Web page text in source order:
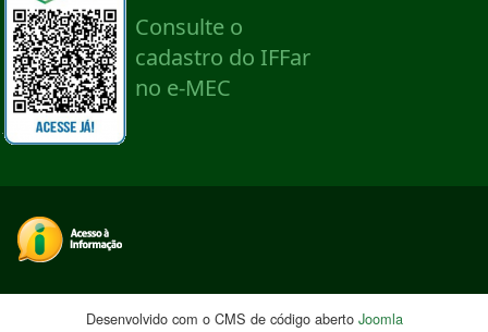
Desenvolvido com o CMS de código aberto Joomla